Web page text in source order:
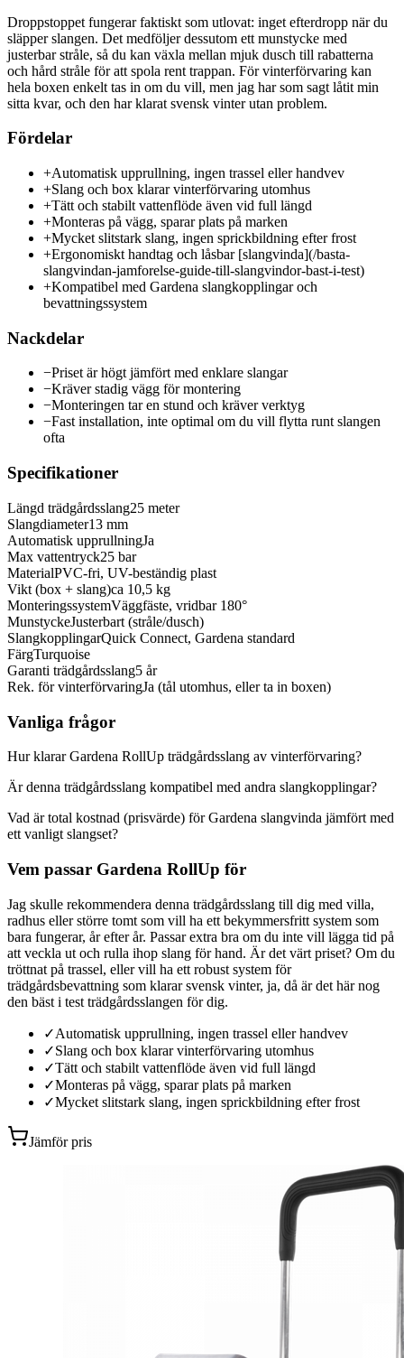
Droppstoppet fungerar faktiskt som utlovat: inget efterdropp när du
släpper slangen. Det medföljer dessutom ett munstycke med
justerbar stråle, så du kan växla mellan mjuk dusch till rabatterna
och hård stråle för att spola rent trappan. För vinterförvaring kan
hela boxen enkelt tas in om du vill, men jag har som sagt låtit min
sitta kvar, och den har klarat svensk vinter utan problem.
Fördelar
+Automatisk upprullning, ingen trassel eller handvev
+Slang och box klarar vinterförvaring utomhus
+Tätt och stabilt vattenflöde även vid full längd
+Monteras på vägg, sparar plats på marken
+Mycket slitstark slang, ingen sprickbildning efter frost
+Ergonomiskt handtag och låsbar [slangvinda](/basta-
slangvindan-jamforelse-guide-till-slangvindor-bast-i-test)
+Kompatibel med Gardena slangkopplingar och
bevattningssystem
Nackdelar
−Priset är högt jämfört med enklare slangar
−Kräver stadig vägg för montering
−Monteringen tar en stund och kräver verktyg
−Fast installation, inte optimal om du vill flytta runt slangen
ofta
Specifikationer
Längd trädgårdsslang25 meter
Slangdiameter13 mm
Automatisk upprullningJa
Max vattentryck25 bar
MaterialPVC-fri, UV-beständig plast
Vikt (box + slang)ca 10,5 kg
MonteringssystemVäggfäste, vridbar 180°
MunstyckeJusterbart (stråle/dusch)
SlangkopplingarQuick Connect, Gardena standard
FärgTurquoise
Garanti trädgårdsslang5 år
Rek. för vinterförvaringJa (tål utomhus, eller ta in boxen)
Vanliga frågor
Hur klarar Gardena RollUp trädgårdsslang av vinterförvaring?
Är denna trädgårdsslang kompatibel med andra slangkopplingar?
Vad är total kostnad (prisvärde) för Gardena slangvinda jämfört med
ett vanligt slangset?
Vem passar Gardena RollUp för
Jag skulle rekommendera denna trädgårdsslang till dig med villa,
radhus eller större tomt som vill ha ett bekymmersfritt system som
bara fungerar, år efter år. Passar extra bra om du inte vill lägga tid på
att veckla ut och rulla ihop slang för hand. Är det värt priset? Om du
tröttnat på trassel, eller vill ha ett robust system för
trädgårdsbevattning som klarar svensk vinter, ja, då är det här nog
den bäst i test trädgårdsslangen för dig.
✓Automatisk upprullning, ingen trassel eller handvev
✓Slang och box klarar vinterförvaring utomhus
✓Tätt och stabilt vattenflöde även vid full längd
✓Monteras på vägg, sparar plats på marken
✓Mycket slitstark slang, ingen sprickbildning efter frost
Jämför pris